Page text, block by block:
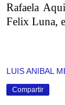
Rafaela
Felix Luna,
LUIS ANIBAL
Compartir